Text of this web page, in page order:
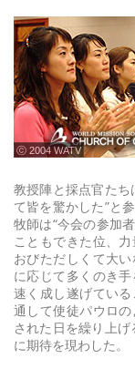
ⓒ 2004 WATV
教授陣と採点官た
て皆を驚かした”と
牧師は“今会の参加
こともできた位、
おびただしくて大
に応じて多くのき
速く成し遂げてい
通して使徒パウロ
された日を繰り上
に期待を現わした。